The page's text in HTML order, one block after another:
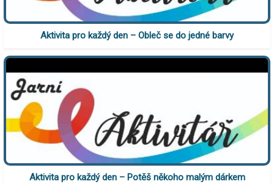
Aktivita pro každý den – Obleč se do jedné barvy
Aktivita pro každý den – Potěš někoho malým dárkem